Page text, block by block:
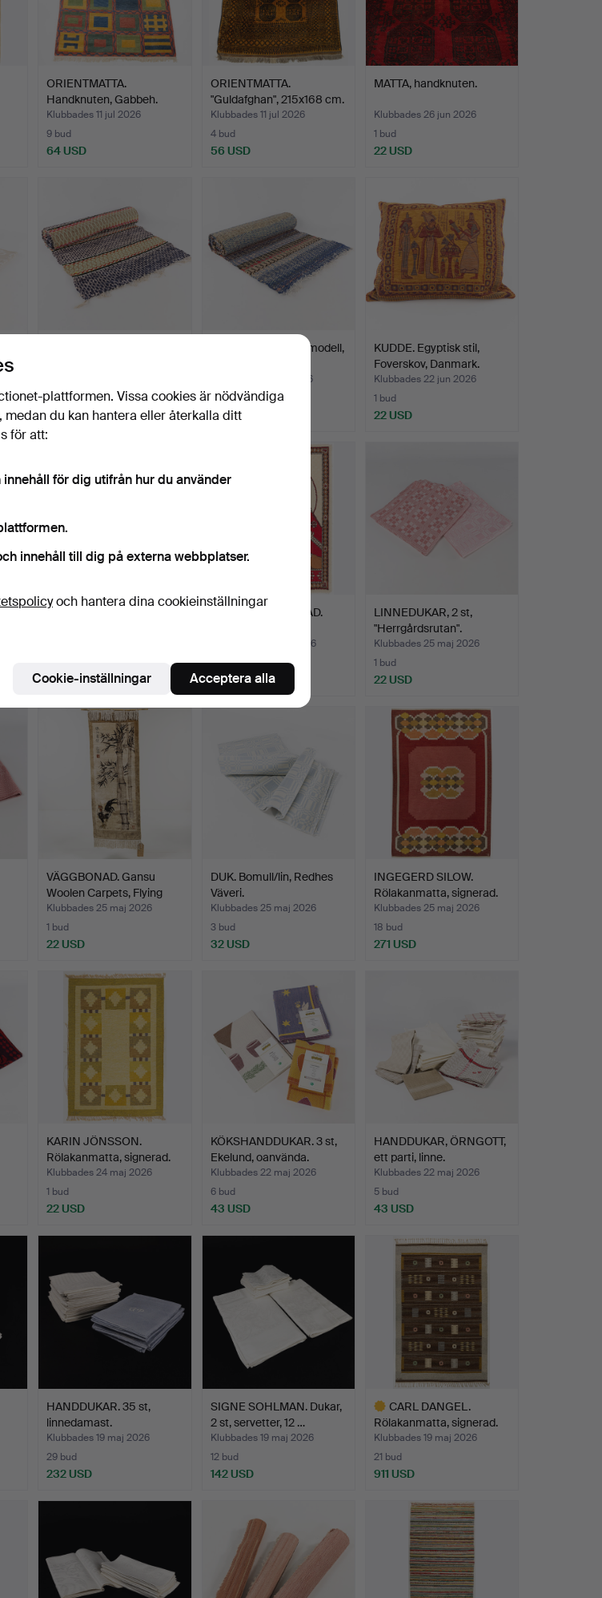
ORIENTMATTA.
Handknuten, Gabbeh.
Klubbades 11 jul 2026
9 bud
64 USD
ORIENTMATTA.
"Guldafghan", 215x168 cm.
Klubbades 11 jul 2026
4 bud
56 USD
MATTA, handknuten.
Klubbades 26 jun 2026
1 bud
22 USD
18 bud
116 USD
TRASMATTA. Gångmodell,
Klubbades 22 jun 2026
14 bud
316 USD
KUDDE. Egyptisk stil,
Foverskov, Danmark.
Klubbades 22 jun 2026
1 bud
22 USD
LINNEDUKAR, 5 st,
22 USD
MATTA/VÄGGBONAD.
Klubbades 25 maj 2026
1 bud
22 USD
LINNEDUKAR, 2 st,
"Herrgårdsrutan".
Klubbades 25 maj 2026
1 bud
22 USD
VÄGGBONAD. Gansu
Woolen Carpets, Flying
Ce…
Klubbades 25 maj 2026
1 bud
22 USD
DUK. Bomull/lin, Redhes
Väveri.
Klubbades 25 maj 2026
3 bud
32 USD
INGEGERD SILOW.
Rölakanmatta, signerad.
Klubbades 25 maj 2026
18 bud
271 USD
KARIN JÖNSSON.
Rölakanmatta, signerad.
Klubbades 24 maj 2026
1 bud
22 USD
KÖKSHANDDUKAR. 3 st,
Ekelund, oanvända.
Klubbades 22 maj 2026
6 bud
43 USD
HANDDUKAR, ÖRNGOTT,
ett parti, linne.
Klubbades 22 maj 2026
5 bud
43 USD
HANDDUKAR. 35 st,
linnedamast.
Klubbades 19 maj 2026
29 bud
232 USD
SIGNE SOHLMAN. Dukar,
2 st, servetter, 12 …
Klubbades 19 maj 2026
12 bud
142 USD
CARL DANGEL.
Rölakanmatta, signerad.
Klubbades 19 maj 2026
21 bud
911 USD
plattformen. Vissa cookies är nödvändiga
du kan hantera eller återkalla ditt
för att:
för dig utifrån hur du använder
innehåll till dig på externa webbplatser.
och hantera dina cookieinställningar
Cookie-inställningar Acceptera alla